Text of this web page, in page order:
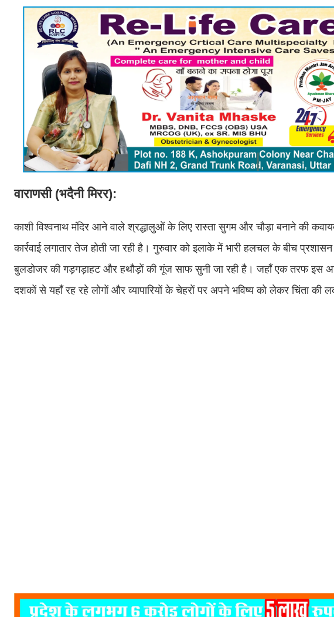
वाराणसी (भदैनी मिरर):
काशी विश्वनाथ मंदिर आने वाले श्रद्धालुओं के लिए रास्ता सुगम और चौड़ा बनाने की
कार्रवाई लगातार तेज होती जा रही है। गुरुवार को इलाके में भारी हलचल के बीच
बुलडोजर की गड़गड़ाहट और हथौड़ों की गूंज साफ सुनी जा रही है। जहाँ एक तरफ इस
दशकों से यहाँ रह रहे लोगों और व्यापारियों के चेहरों पर अपने भविष्य को लेकर चिंता की